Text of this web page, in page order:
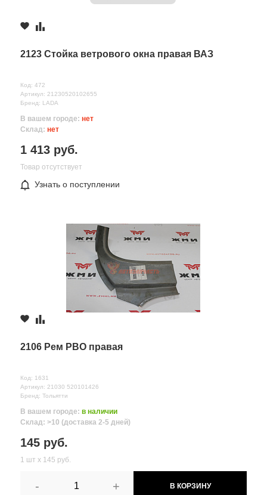
2123 Стойка ветрового окна правая ВАЗ
Код: 472
Артикул: 21230520102655
Бренд: LADA
В вашем городе: нет
Склад: нет
1 413 руб.
Товар отсутствует
Узнать о поступлении
2106 Рем РВО правая
Код: 1631
Артикул: 21030 520101426
Бренд: Тольятти
В вашем городе: в наличии
Склад: >10 (доставка 2-5 дней)
145 руб.
1 шт х 145 руб.
- + В КОРЗИНУ